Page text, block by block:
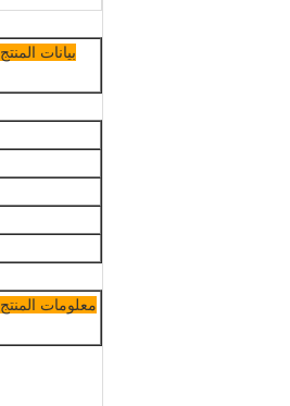
بيانات
معلومات